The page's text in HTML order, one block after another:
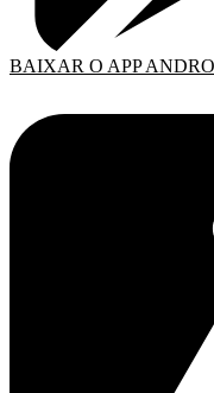
BAIXAR O APP